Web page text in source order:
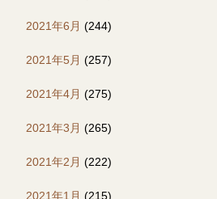
2021年6月 (244)
2021年5月 (257)
2021年4月 (275)
2021年3月 (265)
2021年2月 (222)
2021年1月 (215)